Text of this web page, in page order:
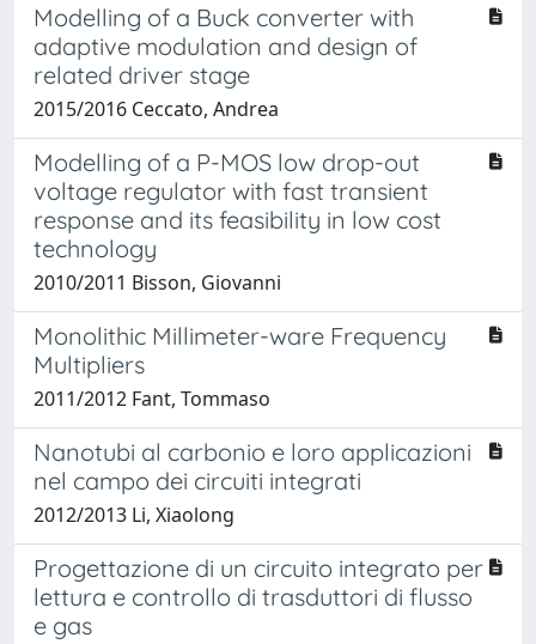
Modelling of a Buck converter with
adaptive modulation and design of
related driver stage
2015/2016 Ceccato, Andrea
Modelling of a P-MOS low drop-out
voltage regulator with fast transient
response and its feasibility in low cost
technology
2010/2011 Bisson, Giovanni
Monolithic Millimeter-ware Frequency
Multipliers
2011/2012 Fant, Tommaso
Nanotubi al carbonio e loro applicazioni
nel campo dei circuiti integrati
2012/2013 Li, Xiaolong
Progettazione di un circuito integrato per
lettura e controllo di trasduttori di flusso
e gas